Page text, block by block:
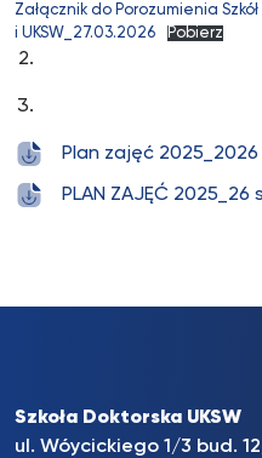
Załącznik do Porozumienia
i UKSW_27.03.2026
Pobierz
Plan zajęć 2025_2026
PLAN ZAJĘĆ 2025_26
Szkoła Doktorska UKSW
ul. Wóycickiego 1/3 bud.